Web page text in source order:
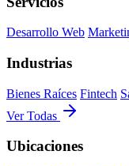
Desarrollo Web
Industrias
Bienes Raíces Fintech
Ver Todas
Ubicaciones